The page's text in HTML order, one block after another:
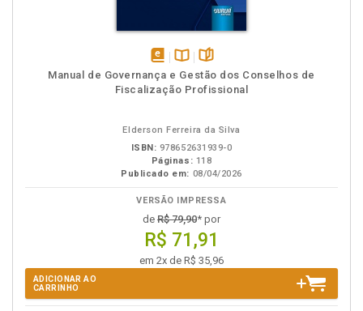
disponível
em
Disponível
na
páginas
Manual de Governança e Gestão dos Conselhos de
Fiscalização Profissional
Elderson Ferreira da Silva
ISBN: 978652631939-0
Páginas: 118
Publicado em: 08/04/2026
VERSÃO IMPRESSA
de R$ 79,90* por
R$ 71,91
em 2x de R$ 35,96
ADICIONAR AO
CARRINHO